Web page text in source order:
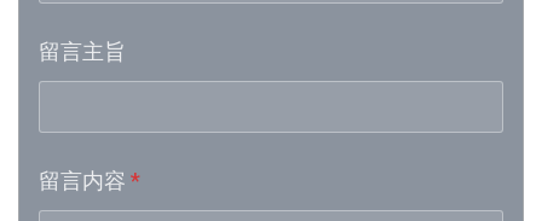
Week 16│2026-4-18
Week 13│2026-3-28
留言主旨
留言内容 *